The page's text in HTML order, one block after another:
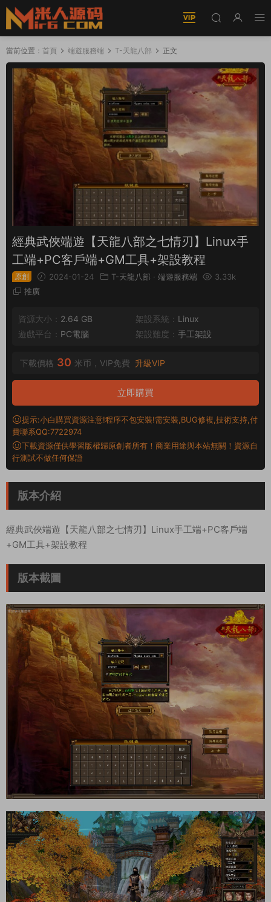
當前位置： 首頁 端遊服務端 T-天龍八部 正文
經典武俠端遊【天龍八部之七情刃】Linux手
工端+PC客戶端+GM工具+架設教程
原創 2024-01-24 T-天龍八部 · 端遊服務端
3.33k
推廣
資源大小： 2.64 GB 架設系統： Linux
遊戲平台： PC電腦 架設難度： 手工架設
下載價格 30 米币，VIP免費 升級VIP
立即購買
提示:小白購買資源注意!程序不包安裝!需安裝,BUG修複,技術支持,付
費聯系QQ:7722974
下載資源僅供學習版權歸原創者所有！商業用途與本站無關！資源自
行測試不做任何保證
版本介紹
經典武俠端遊【天龍八部之七情刃】Linux手工端+PC客戶端
+GM工具+架設教程
版本截圖